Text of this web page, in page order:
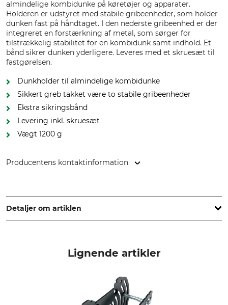
almindelige kombidunke på køretøjer og apparater.
Holderen er udstyret med stabile gribeenheder, som holder
dunken fast på håndtaget. I den nederste gribeenhed er der
integreret en forstærkning af metal, som sørger for
tilstrækkelig stabilitet for en kombidunk samt indhold. Et
bånd sikrer dunken yderligere. Leveres med et skruesæt til
fastgørelsen.
Dunkholder til almindelige kombidunke
Sikkert greb takket være to stabile gribeenheder
Ekstra sikringsbånd
Levering inkl. skruesæt
Vægt 1200 g
Producentens kontaktinformation
www.toolprotect.at
Detaljer om artiklen
Made in Austria
Lignende artikler